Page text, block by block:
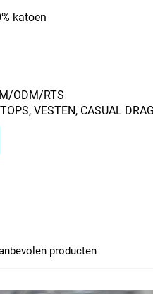
katoen
ODM/RTS
VESTEN, CASUAL DRAG
producten